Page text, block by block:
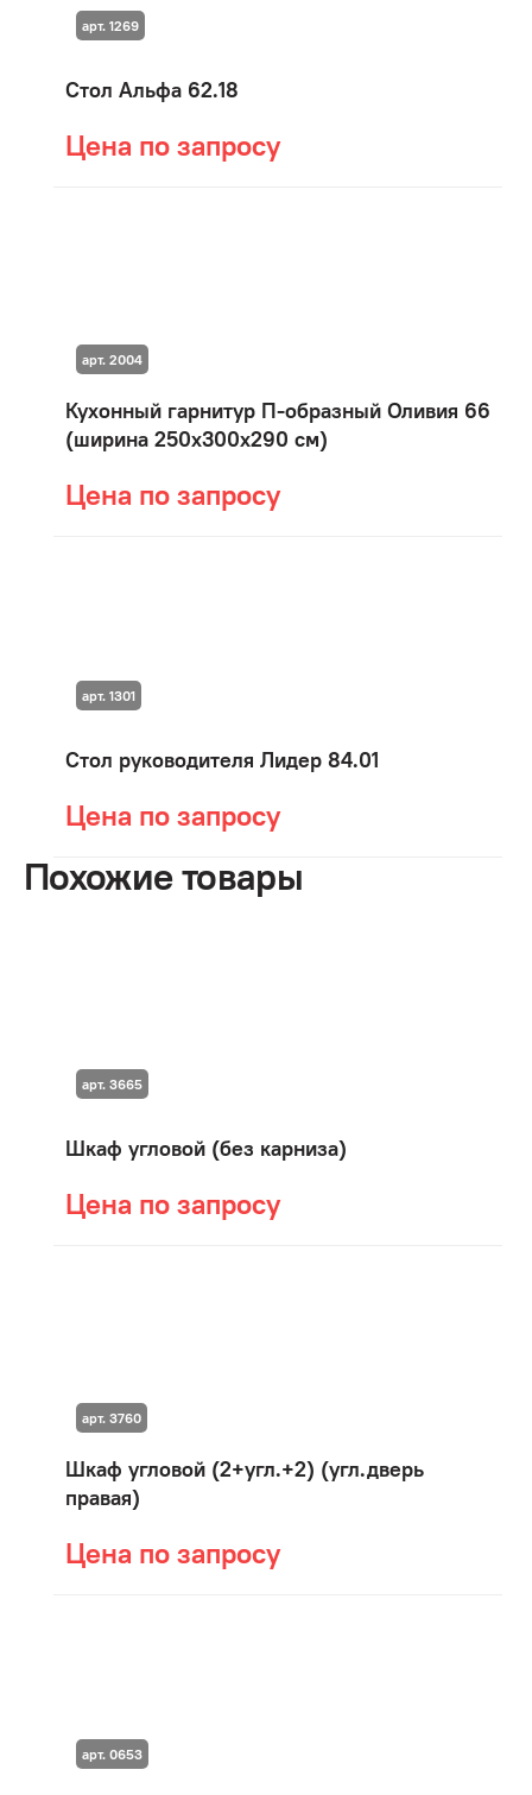
Стол Альфа 62.18
Цена по запросу
арт. 1269
Кухонный гарнитур П-образный Оливия 66
(ширина 250х300х290 см)
Цена по запросу
арт. 2004
Стол руководителя Лидер 84.01
Цена по запросу
арт. 1301
Похожие товары
Шкаф угловой (без карниза)
Цена по запросу
арт. 3665
Шкаф угловой (2+угл.+2) (угл.дверь
правая)
Цена по запросу
арт. 3760
арт. 0653